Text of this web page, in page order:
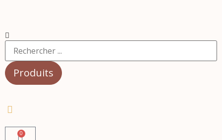
Produits
0